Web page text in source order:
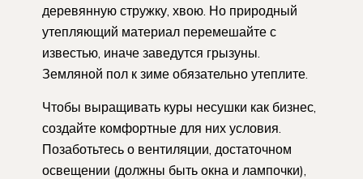
деревянную стружку, хвою. Но природный
утепляющий материал перемешайте с
известью, иначе заведутся грызуны.
Земляной пол к зиме обязательно утеплите.
Чтобы выращивать куры несушки как бизнес,
создайте комфортные для них условия.
Позаботьтесь о вентиляции, достаточном
освещении (должны быть окна и лампочки),